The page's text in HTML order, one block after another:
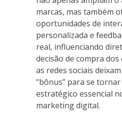
marcas, mas também
oportunidades de
personalizada e
real, influenciando
decisão de compra dos
as redes sociais
“bônus” para se
estratégico essencial
marketing digital.